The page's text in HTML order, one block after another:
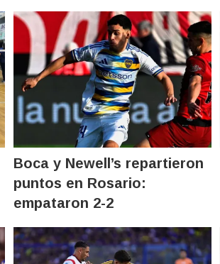
Boca y Newell’s repartieron
puntos en Rosario:
empataron 2-2